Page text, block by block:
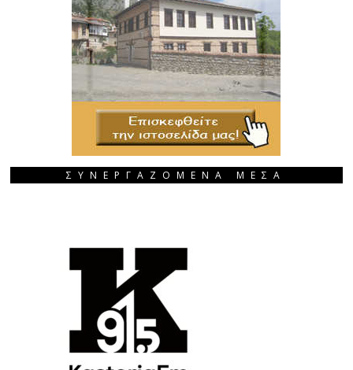
ΣΥΝΕΡΓΑΖΟΜΕΝΑ ΜΕΣΑ